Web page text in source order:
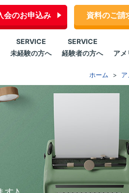
会のお申込み 資料のご請
SERVICE
未経験の方へ
SERVICE
経験者の方へ
アメ
ホーム